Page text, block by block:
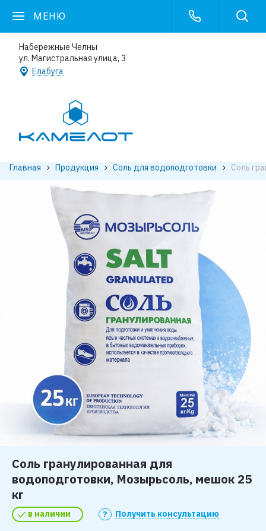
МЕНЮ
Набережные Челны
ул. Магистральная улица, 3
Елабуга
Главная Продукция Соль для водоподготовки Соль
Соль гранулированная для
водоподготовки, Мозырьсоль, мешок 25
кг
в наличии Получить консультацию